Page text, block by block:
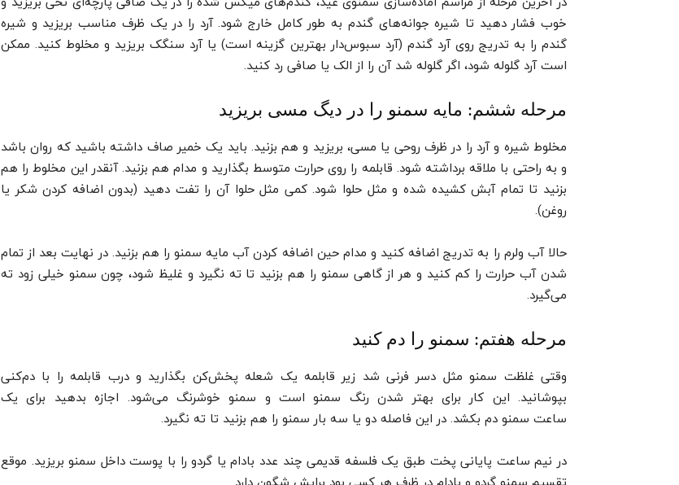
خوب فشار دهید تا شیره جوانه‌های گندم به طور کامل خارج شود. آرد را در یک ظرف مناسب بریزید و شیره
گندم را به تدریج روی آرد گندم (آرد سبوس‌دار بهترین گزینه است) یا آرد سنگک بریزید و مخلوط کنید. ممکن
است آرد گلوله شود، اگر گلوله شد آن را از الک یا صافی رد کنید.
مرحله ششم: مایه سمنو را در دیگ مسی بریزید
مخلوط شیره و آرد را در ظرف روحی یا مسی، بریزید و هم بزنید. باید یک خمیر صاف داشته باشید که روان باشد
و به راحتی با ملاقه برداشته شود. قابلمه را روی حرارت متوسط بگذارید و‌ مدام هم بزنید. آنقدر این مخلوط را هم
بزنید تا تمام آبش کشیده شده و مثل حلوا شود. کمی مثل حلوا آن را تفت دهید (بدون اضافه کردن شکر یا
روغن).
حالا آب ولرم را به تدریج اضافه کنید و مدام حین اضافه کردن آب مایه سمنو را هم بزنید. در نهایت بعد از تمام
شدن آب حرارت را کم کنید و هر از گاهی سمنو را هم بزنید تا ته نگیرد و غلیظ شود، چون سمنو خیلی زود ته
می‌گیرد.
مرحله هفتم: سمنو را دم کنید
وقتی غلظت سمنو مثل دسر فرنی شد زیر قابلمه یک شعله پخش‌کن بگذارید و درب قابلمه را با دم‌کنی
بپوشانید. این کار برای بهتر شدن رنگ سمنو است و سمنو خوشرنگ می‌شود. اجازه بدهید برای یک
ساعت سمنو دم بکشد. در این فاصله دو یا سه بار سمنو را هم بزنید تا ته نگیرد.
در نیم ساعت پایانی پخت طبق یک فلسفه قدیمی چند عدد بادام یا گردو را با پوست داخل سمنو بریزید. موقع